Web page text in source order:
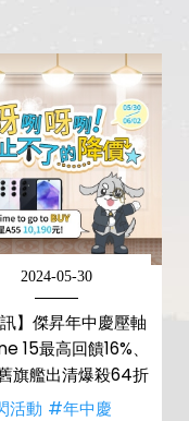
2024-05-30
訊】傑昇年中慶壓軸
15最高回饋16%、
旗艦出清爆殺64折
活動 #年中慶